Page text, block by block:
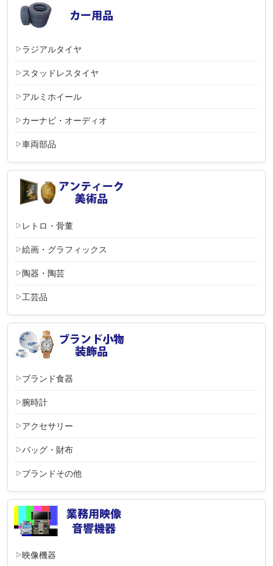
ラジアルタイヤ
スタッドレスタイヤ
アルミホイール
カーナビ・オーディオ
車両部品
レトロ・骨董
絵画・グラフィックス
陶器・陶芸
工芸品
ブランド食器
腕時計
アクセサリー
バッグ・財布
ブランドその他
映像機器